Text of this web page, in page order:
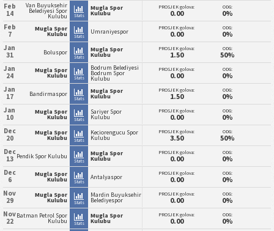
Feb
14
Van Buyuksehir
Belediyesi Spor
Kulubu Stats
Mugla Spor
Kulubu
PROSJEK golova:
0.00
ODG:
0%
Feb
7
Mugla Spor
Kulubu Stats
Umraniyespor PROSJEK golova:
0.00
ODG:
0%
Jan
31
Boluspor
Stats
Mugla Spor
Kulubu
PROSJEK golova:
1.50
ODG:
50%
Jan
24
Mugla Spor
Kulubu Stats
Bodrum Belediyesi
Bodrum Spor
Kulubu
PROSJEK golova:
0.00
ODG:
0%
Jan
17
Bandirmaspor
Stats
Mugla Spor
Kulubu
PROSJEK golova:
1.50
ODG:
0%
Jan
10
Mugla Spor
Kulubu Stats
Sariyer Spor
Kulubu
PROSJEK golova:
0.00
ODG:
0%
Dec
20
Mugla Spor
Kulubu Stats
Keciorengucu Spor
Kulubu
PROSJEK golova:
3.50
ODG:
50%
Dec
13 Pendik Spor Kulubu
Stats
Mugla Spor
Kulubu
PROSJEK golova:
0.00
ODG:
0%
Dec
6
Mugla Spor
Kulubu Stats
Antalyaspor PROSJEK golova:
0.00
ODG:
0%
Nov
29
Mugla Spor
Kulubu Stats
Mardin Buyuksehir
Belediyespor
PROSJEK golova:
0.00
ODG:
0%
Nov
22
Batman Petrol Spor
Kulubu Stats
Mugla Spor
Kulubu
PROSJEK golova:
0.00
ODG:
0%